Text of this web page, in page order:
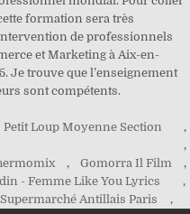
formation sera très
de professionnels
et Marketing à Aix-en-
Je trouve que l’enseignement
sont compétents.
Petit Loup Moyenne Section
,
,
, Gomorra Il Film
,
- Femme Like You Lyrics
,
Supermarché Antillais Paris ,